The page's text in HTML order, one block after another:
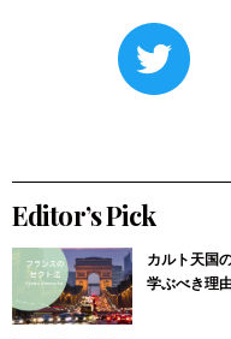
Editor’s Pick
カルト天国
学ぶべき理